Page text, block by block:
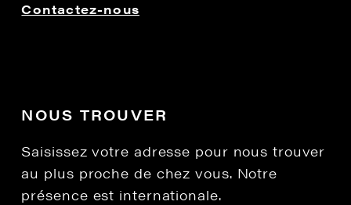
Contactez-nous
NOUS TROUVER
Saisissez votre adresse pour nous trouver
au plus proche de chez vous. Notre
présence est internationale.